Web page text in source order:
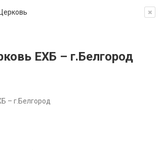
Церковь
ЕХБ – г.Белгород
– г.Белгород